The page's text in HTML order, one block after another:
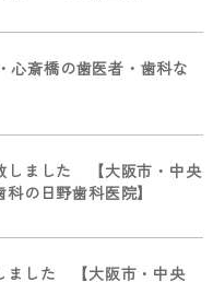
斎橋の歯医者・歯科な
しました 【大阪市・中央
の日野歯科医院】
ました 【大阪市・中央